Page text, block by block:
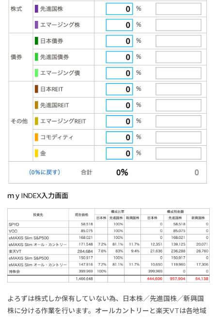
ｍｙINDEX入力画面
よろずは株式しか保有していない為、日本株／先進国株／新興国
株に分ける作業を行います。オールカントリーと楽天VTは各地域